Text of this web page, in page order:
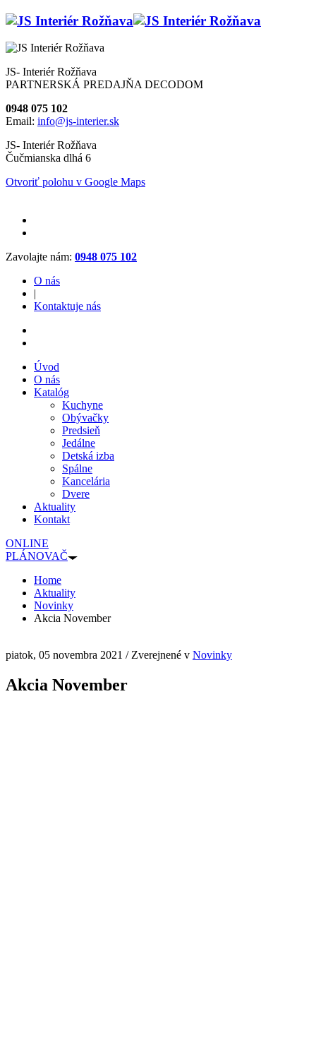
JS- Interiér Rožňava
PARTNERSKÁ PREDAJŇA DECODOM
0948 075 102
Email: info@js-interier.sk
JS- Interiér Rožňava
Čučmianska dlhá 6
Otvoriť polohu v Google Maps
Zavolajte nám: 0948 075 102
O nás
|
Kontaktuje nás
Úvod
O nás
Katalóg
Kuchyne
Obývačky
Predsieň
Jedálne
Detská izba
Spálne
Kancelária
Dvere
Aktuality
Kontakt
ONLINE
PLÁNOVAČ
Home
Aktuality
Novinky
Akcia November
piatok, 05 novembra 2021 /Zverejnené v Novinky
Akcia November